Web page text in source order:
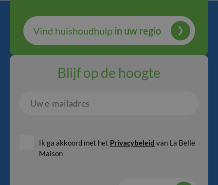
Vind huishoudhulp in uw regio
Blijf op de hoogte
Uw
Ik ga akkoord met het Privacybeleid van La Belle
Maison